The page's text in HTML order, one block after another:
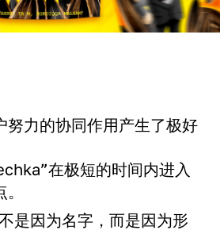
努力的协同作用产生了极好
在极短的时间内进入
是因为名字，而是因为形